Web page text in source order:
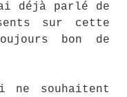
déjà parlé de
sur cette
bon de
ne souhaitent